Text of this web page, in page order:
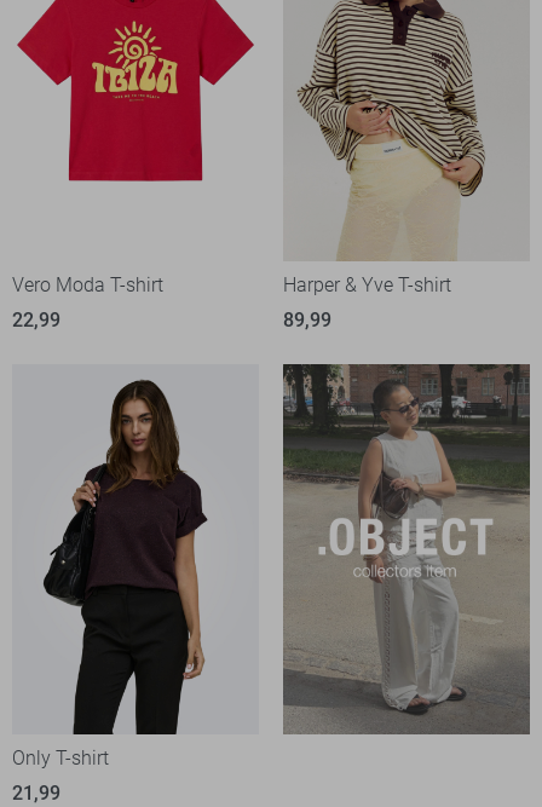
Vero Moda T-shirt
22,99
Harper & Yve T-shirt
89,99
Only T-shirt
21,99